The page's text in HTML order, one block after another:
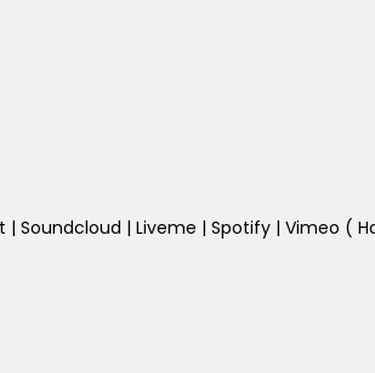
| Liveme | Spotify | Vimeo (